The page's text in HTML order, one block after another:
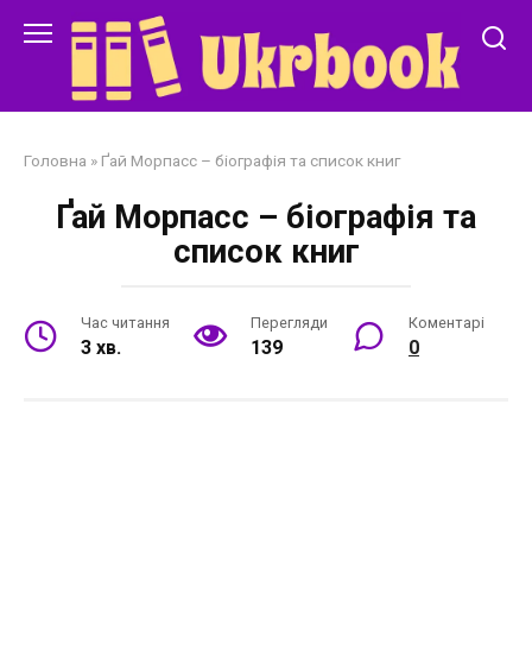
Головна » Ґай Морпасс – біографія та список книг
Ґай Морпасс – біографія та
список книг
Час читання
3 хв.
Перегляди
139
Коментарі
0